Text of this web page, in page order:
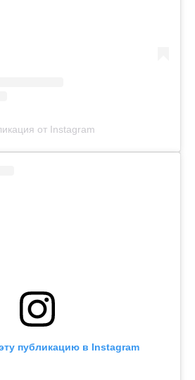
от Instagram
публикацию в Instagram